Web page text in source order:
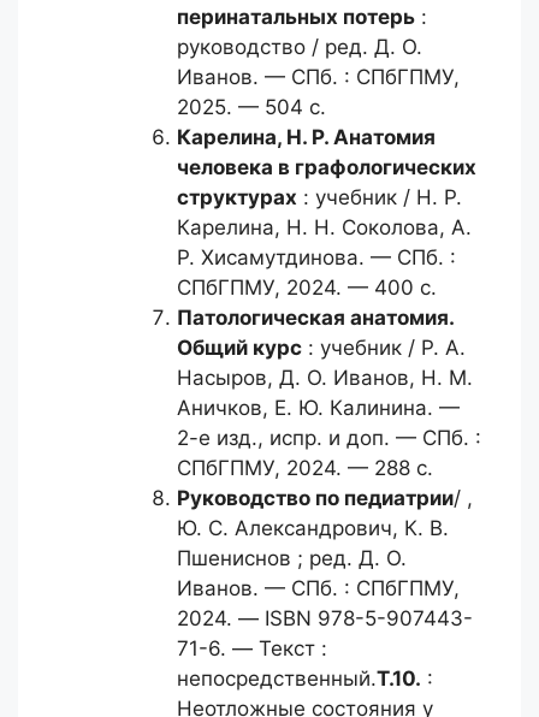
перинатальных потерь :
руководство / ред. Д. О.
Иванов. — СПб. : СПбГПМУ,
2025. — 504 с.
Карелина, Н. Р. Анатомия
человека в графологических
структурах : учебник / Н. Р.
Карелина, Н. Н. Соколова, А.
Р. Хисамутдинова. — СПб. :
СПбГПМУ, 2024. — 400 с.
Патологическая анатомия.
Общий курс : учебник / Р. А.
Насыров, Д. О. Иванов, Н. М.
Аничков, Е. Ю. Калинина. —
2-е изд., испр. и доп. — СПб. :
СПбГПМУ, 2024. — 288 с.
Руководство по педиатрии/ ,
Ю. С. Александрович, К. В.
Пшениснов ; ред. Д. О.
Иванов. — СПб. : СПбГПМУ,
2024. — ISBN 978-5-907443-
71-6. — Текст :
непосредственный.Т.10. :
Неотложные состояния у